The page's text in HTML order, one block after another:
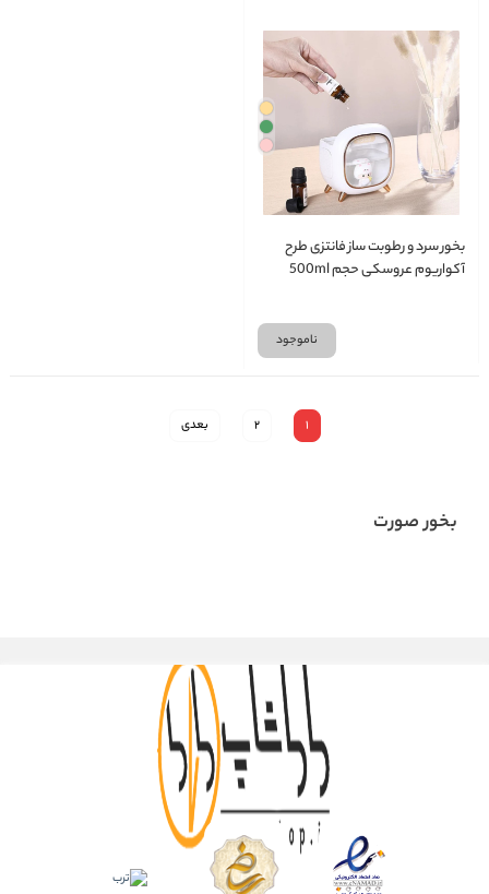
بخور سرد و رطوبت ساز فانتزی طرح
آکواریوم عروسکی حجم 500ml
ناموجود
1
2 بعدی
بخور صورت